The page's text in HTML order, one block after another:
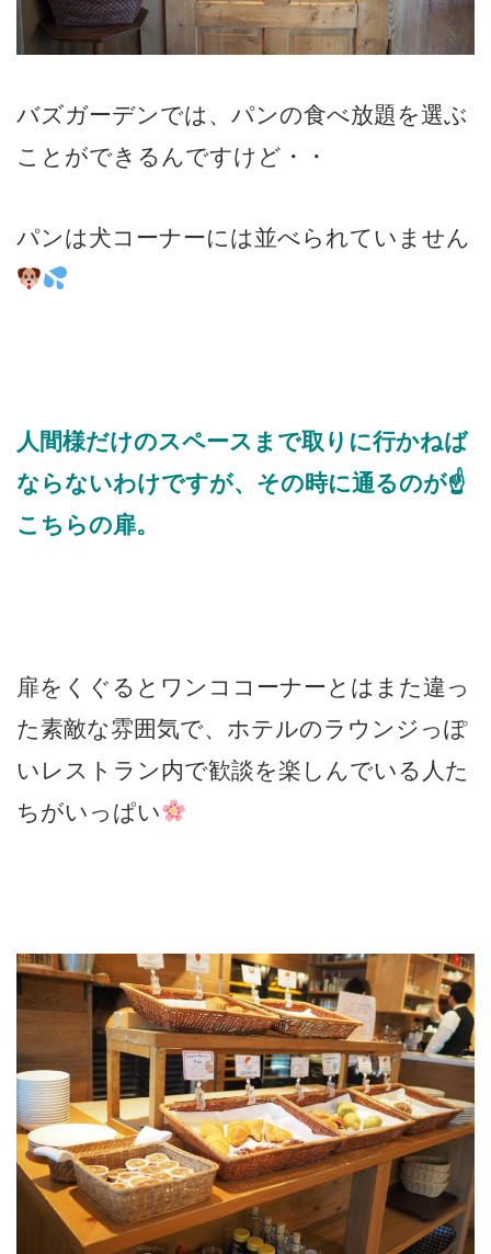
バズガーデンでは、パンの食べ放題を選ぶ
ことができるんですけど・・
パンは犬コーナーには並べられていません
人間様だけのスペースまで取りに行かねば
ならないわけですが、その時に通るのが☝
こちらの扉。
扉をくぐるとワンココーナーとはまた違っ
た素敵な雰囲気で、ホテルのラウンジっぽ
いレストラン内で歓談を楽しんでいる人た
ちがいっぱい